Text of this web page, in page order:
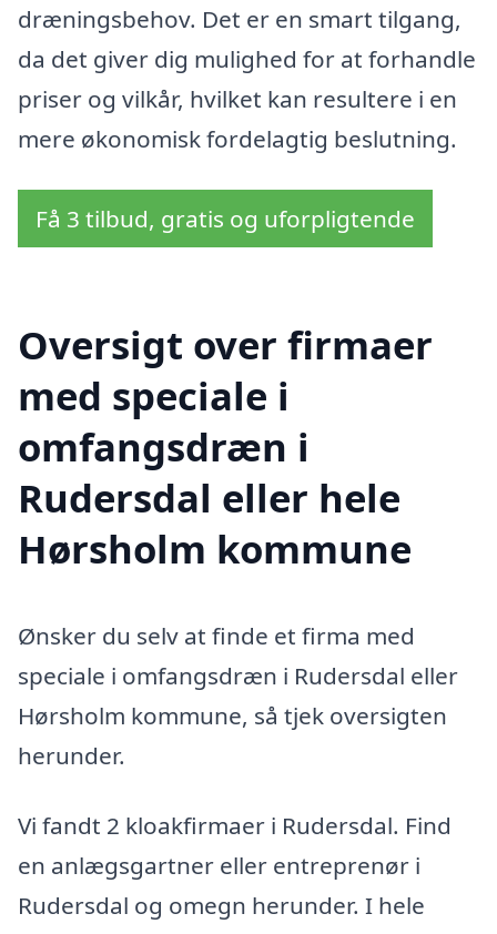
dræningsbehov. Det er en smart tilgang,
da det giver dig mulighed for at forhandle
priser og vilkår, hvilket kan resultere i en
mere økonomisk fordelagtig beslutning.
Få 3 tilbud, gratis og uforpligtende
Oversigt over firmaer
med speciale i
omfangsdræn i
Rudersdal eller hele
Hørsholm kommune
Ønsker du selv at finde et firma med
speciale i omfangsdræn i Rudersdal eller
Hørsholm kommune, så tjek oversigten
herunder.
Vi fandt 2 kloakfirmaer i Rudersdal. Find
en anlægsgartner eller entreprenør i
Rudersdal og omegn herunder. I hele